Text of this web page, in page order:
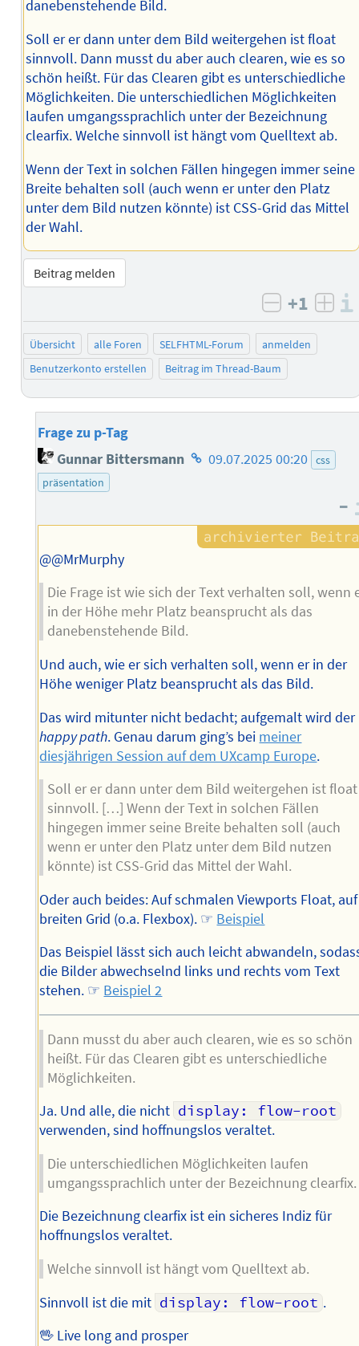
danebenstehende Bild.
Soll er er dann unter dem Bild weitergehen ist float
sinnvoll. Dann musst du aber auch clearen, wie es so
schön heißt. Für das Clearen gibt es unterschiedliche
Möglichkeiten. Die unterschiedlichen Möglichkeiten
laufen umgangssprachlich unter der Bezeichnung
clearfix. Welche sinnvoll ist hängt vom Quelltext ab.
Wenn der Text in solchen Fällen hingegen immer seine
Breite behalten soll (auch wenn er unter den Platz
unter dem Bild nutzen könnte) ist CSS-Grid das Mittel
der Wahl.
Beitrag melden
negativ
+1
Übersicht alle Foren SELFHTML-Forum
anmelden
Benutzerkonto erstellen
Beitrag im Thread-Baum
Frage zu p-Tag
Gunnar Bittersmann Homepage
09.07.2025 00:20 css
präsentation
–
@@MrMurphy
Die Frage ist wie sich der Text verhalten soll, wenn
in der Höhe mehr Platz beansprucht als das
danebenstehende Bild.
Und auch, wie er sich verhalten soll, wenn er in der
Höhe weniger Platz beansprucht als das Bild.
Das wird mitunter nicht bedacht; aufgemalt wird der
happy path. Genau darum ging’s bei meiner
diesjährigen Session auf dem UXcamp Europe.
Soll er er dann unter dem Bild weitergehen ist float
sinnvoll. […] Wenn der Text in solchen Fällen
hingegen immer seine Breite behalten soll (auch
wenn er unter den Platz unter dem Bild nutzen
könnte) ist CSS-Grid das Mittel der Wahl.
Oder auch beides: Auf schmalen Viewports Float, auf
breiten Grid (o.a. Flexbox). ☞ Beispiel
Das Beispiel lässt sich auch leicht abwandeln,
die Bilder abwechselnd links und rechts vom Text
stehen. ☞ Beispiel 2
Dann musst du aber auch clearen, wie es so schön
heißt. Für das Clearen gibt es unterschiedliche
Möglichkeiten.
Ja. Und alle, die nicht display: flow-root
verwenden, sind hoffnungslos veraltet.
Die unterschiedlichen Möglichkeiten laufen
umgangssprachlich unter der Bezeichnung clearfix.
Die Bezeichnung clearfix ist ein sicheres Indiz für
hoffnungslos veraltet.
Welche sinnvoll ist hängt vom Quelltext ab.
Sinnvoll ist die mit display: flow-root .
🖖 Live long and prosper